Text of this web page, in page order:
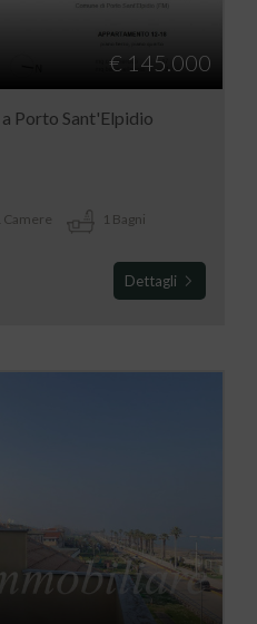
€ 145.000
Porto Sant'Elpidio
Camere 1 Bagni
Dettagli